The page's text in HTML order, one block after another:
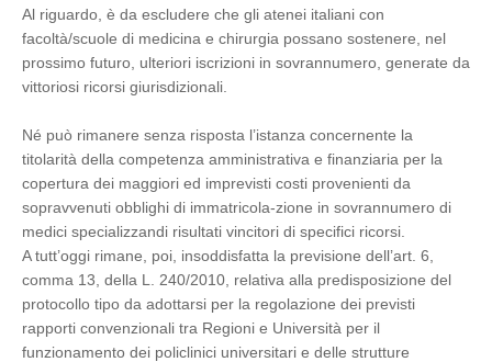
Al riguardo, è da escludere che gli atenei italiani con
facoltà/scuole di medicina e chirurgia possano sostenere, nel
prossimo futuro, ulteriori iscrizioni in sovrannumero, generate da
vittoriosi ricorsi giurisdizionali.
Né può rimanere senza risposta l’istanza concernente la
titolarità della competenza amministrativa e finanziaria per la
copertura dei maggiori ed imprevisti costi provenienti da
sopravvenuti obblighi di immatricola-zione in sovrannumero di
medici specializzandi risultati vincitori di specifici ricorsi.
A tutt’oggi rimane, poi, insoddisfatta la previsione dell’art. 6,
comma 13, della L. 240/2010, relativa alla predisposizione del
protocollo tipo da adottarsi per la regolazione dei previsti
rapporti convenzionali tra Regioni e Università per il
funzionamento dei policlinici universitari e delle strutture